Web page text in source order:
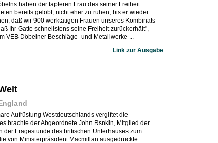
haben der tapferen Frau des seiner Freiheit
bereits gelobt, nicht eher zu ruhen, bis er wieder
daß wir 900 werktätigen Frauen unseres Kombinats
Ihr Gatte schnellstens seine Freiheit zurückerhält",
VEB Döbelner Beschläge- und Metallwerke ...
Link zur Ausgabe
Aufrüstung Westdeutschlands vergiftet die
brachte der Abgeordnete John Rsnkin, Mitglied der
der Fragestunde des britischen Unterhauses zum
von Ministerpräsident Macmillan ausgedrückte ...